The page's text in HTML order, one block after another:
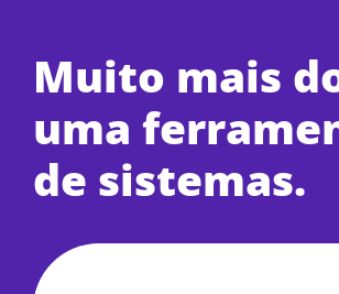
Muito mais
uma
de sistemas.